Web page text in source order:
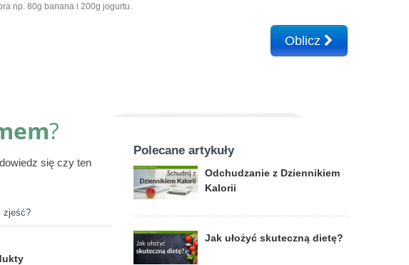
np. 80g banana i 200g jogurtu.
Oblicz
?
się czy ten
zjeść?
Polecane artykuły
Odchudzanie z Dziennikiem
Kalorii
Jak ułożyć skuteczną dietę?